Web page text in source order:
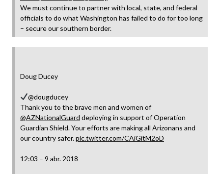
We must continue to partner with local, state, and federal
officials to do what Washington has failed to do for too long
– secure our southern border.
Doug Ducey
@dougducey
Thank you to the brave men and women of
@AZNationalGuard deploying in support of Operation
Guardian Shield. Your efforts are making all Arizonans and
our country safer.pic.twitter.com/CAiGitM2oD
12:03 – 9 abr. 2018